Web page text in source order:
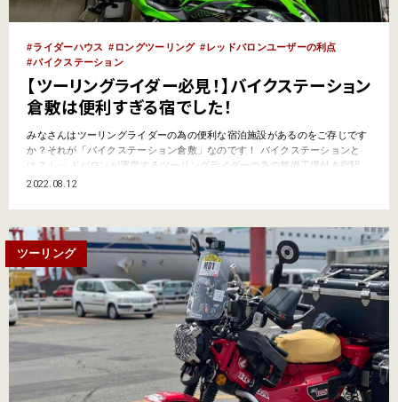
ライダーハウス ロングツーリング
レッドバロンユーザーの利点
バイクステーション
【ツーリングライダー必見！】バイクステーション
倉敷は便利すぎる宿でした！
みなさんはツーリングライダーの為の便利な宿泊施設があるのをご存じです
か？それが「バイクステーション倉敷」なのです！ バイクステーションと
は？ レッドバロンが運営するツーリングライダーの為の整備工場付き宿駅
「バイクステーション」。全国で４か所（稚内、帯広、岡崎、倉敷）あり、
る間に旅の疲れを癒しながら滞在できます。■一泊料金個室利…
2022.08.12
ツーリング